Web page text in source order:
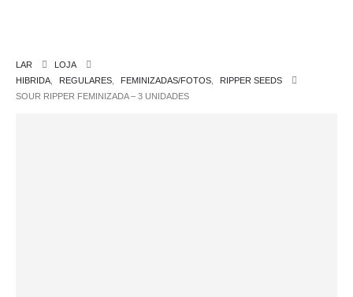
LAR
LOJA
HIBRIDA
REGULARES FEMINIZADAS/FOTOS
RIPPER SEEDS
SOUR RIPPER FEMINIZADA – 3 UNIDADES